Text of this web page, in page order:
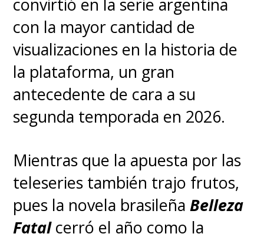
5. Moondancer
Jinete:Lady Baela Targaryen
y veloz, Moondancer está
vinculado a Baela, la hija de
Daemon. Su relación es de
armonía y reflejan una confianza
Por su parte, la coproducción
entre TNT y Flow,Viudas
Negras: P*tas y chorras, se
convirtió en la serie argentina
visualizaciones en la historia de
la plataforma, un gran
antecedente de cara a su
segunda temporada en 2026.